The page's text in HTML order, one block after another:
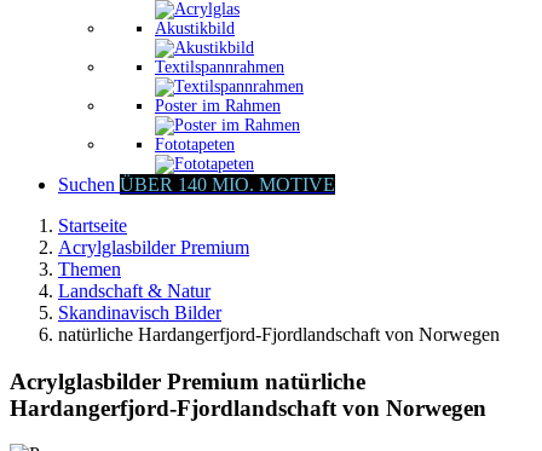
Akustikbild
Textilspannrahmen
Poster im Rahmen
Fototapeten
Suchen ÜBER 140 MIO. MOTIVE
Startseite
Acrylglasbilder Premium
Themen
Landschaft & Natur
Skandinavisch Bilder
natürliche Hardangerfjord-Fjordlandschaft von Norwegen
Acrylglasbilder Premium natürliche
Hardangerfjord-Fjordlandschaft von Norwegen